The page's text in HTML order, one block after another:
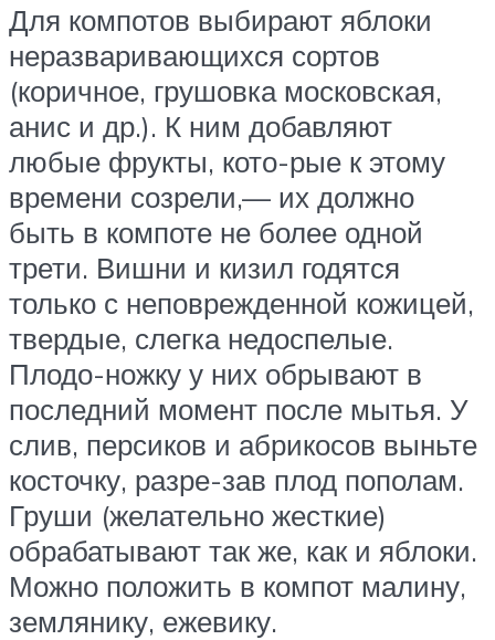
Для компотов выбирают яблоки
неразваривающихся сортов
(коричное, грушовка московская,
анис и др.). К ним добавляют
любые фрукты, кото-рые к этому
времени созрели,— их должно
быть в компоте не более одной
трети. Вишни и кизил годятся
только с неповрежденной кожицей,
твердые, слегка недоспелые.
Плодо-ножку у них обрывают в
последний момент после мытья. У
слив, персиков и абрикосов выньте
косточку, разре-зав плод пополам.
Груши (желательно жесткие)
обрабатывают так же, как и яблоки.
Можно положить в компот малину,
землянику, ежевику.